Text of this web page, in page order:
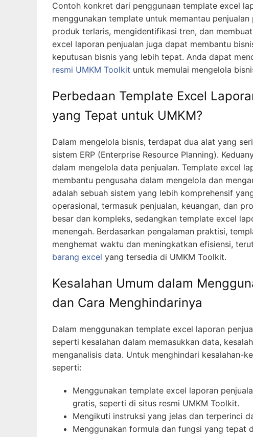
Contoh konkret dari penggunaan template excel
menggunakan template untuk memantau
produk terlaris, mengidentifikasi tren, dan
excel laporan penjualan juga dapat membantu
keputusan bisnis yang lebih tepat. Anda dapat
resmi UMKM Toolkit untuk memulai mengelola
Perbedaan Template Excel
yang Tepat untuk UMKM?
Dalam mengelola bisnis, terdapat dua alat yang
sistem ERP (Enterprise Resource Planning).
dalam mengelola data penjualan. Template excel
membantu pengusaha dalam mengelola dan
adalah sebuah sistem yang lebih komprehensif
operasional, termasuk penjualan, keuangan, dan
besar dan kompleks, sedangkan template excel
menengah. Berdasarkan pengalaman praktisi,
menghemat waktu dan meningkatkan efisiensi,
barang excel yang tersedia di UMKM Toolkit.
Kesalahan Umum dalam
dan Cara Menghindarinya
Dalam menggunakan template excel laporan
seperti kesalahan dalam memasukkan data,
menganalisis data. Untuk menghindari kesalahan-
seperti:
Menggunakan template excel laporan
gratis, seperti di situs resmi UMKM Toolkit.
Mengikuti instruksi yang jelas dan terperinci
Menggunakan formula dan fungsi yang tepat